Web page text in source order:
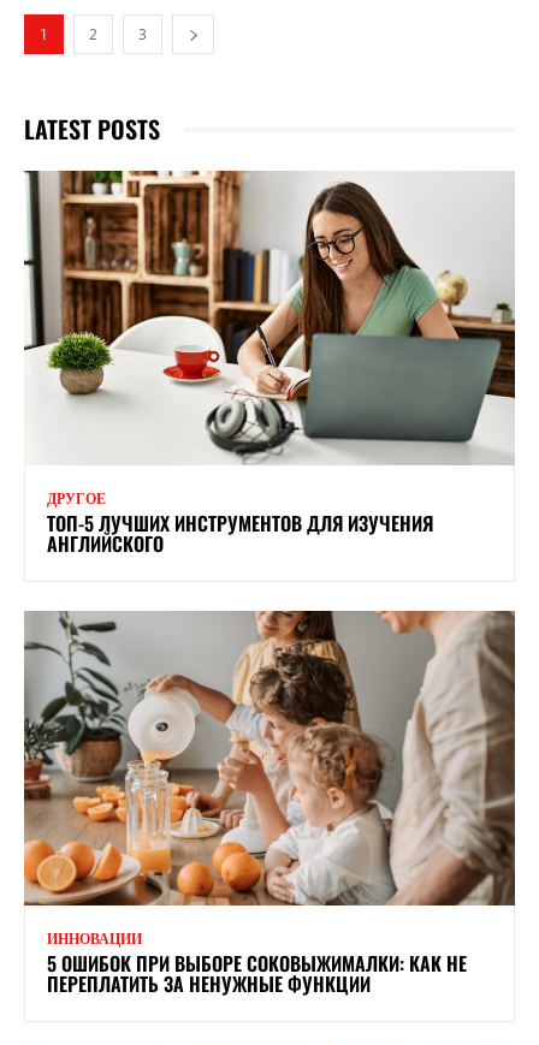
1 2 3
LATEST POSTS
ДРУГОЕ
ТОП-5 ЛУЧШИХ ИНСТРУМЕНТОВ ДЛЯ ИЗУЧЕНИЯ
АНГЛИЙСКОГО
ИННОВАЦИИ
5 ОШИБОК ПРИ ВЫБОРЕ СОКОВЫЖИМАЛКИ: КАК НЕ
ПЕРЕПЛАТИТЬ ЗА НЕНУЖНЫЕ ФУНКЦИИ